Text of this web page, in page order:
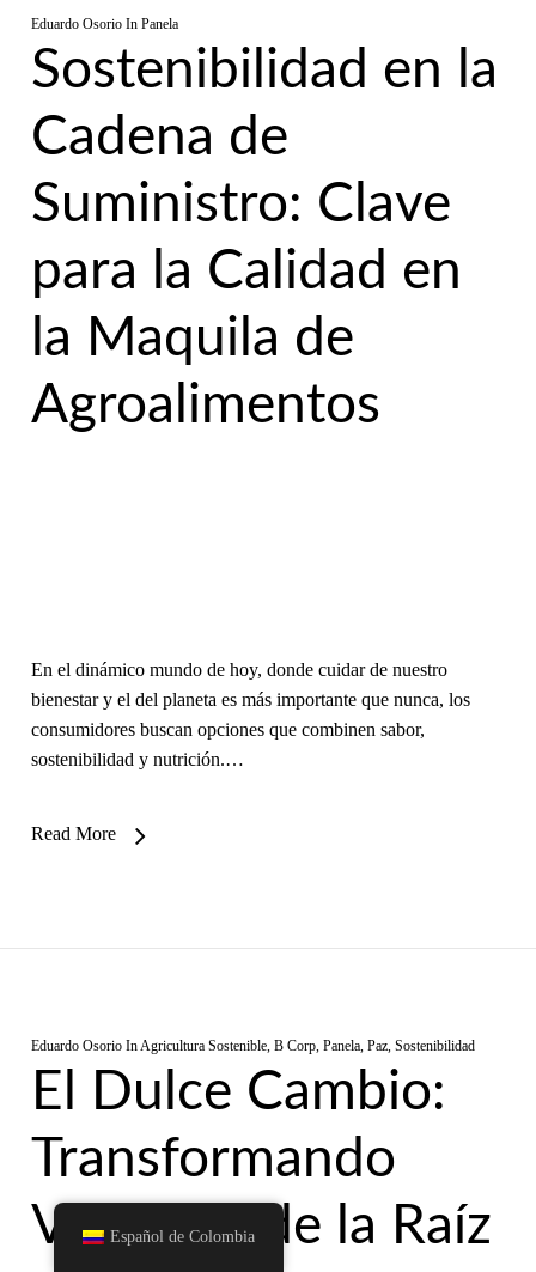
Eduardo Osorio In Panela
Sostenibilidad en la
Cadena de
Suministro: Clave
para la Calidad en
la Maquila de
Agroalimentos
En el dinámico mundo de hoy, donde cuidar de nuestro
bienestar y el del planeta es más importante que nunca, los
consumidores buscan opciones que combinen sabor,
sostenibilidad y nutrición.…
Read More
Eduardo Osorio InAgricultura Sostenible, B Corp, Panela, Paz, Sostenibilidad
El Dulce Cambio:
Transformando
Vidas desde la Raíz
Español de Colombia